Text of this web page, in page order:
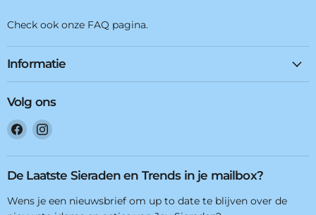
Check ook onze FAQ pagina.
Informatie
Volg ons
Vind
ons
op
Facebook
Vind
op
Instagram
De Laatste Sieraden en Trends in je mailbox?
Wens je een nieuwsbrief om up to date te blijven over de